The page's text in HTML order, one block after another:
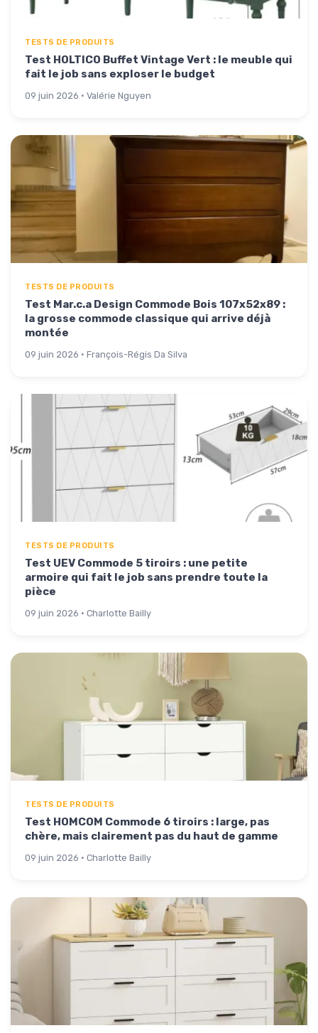
TESTS DE PRODUITS
Test HOLTICO Buffet Vintage Vert : le meuble qui
fait le job sans exploser le budget
09 juin 2026 · Valérie Nguyen
TESTS DE PRODUITS
Test Mar.c.a Design Commode Bois 107x52x89 :
la grosse commode classique qui arrive déjà
montée
09 juin 2026 · François-Régis Da Silva
TESTS DE PRODUITS
Test UEV Commode 5 tiroirs : une petite
armoire qui fait le job sans prendre toute la
pièce
09 juin 2026 · Charlotte Bailly
TESTS DE PRODUITS
Test HOMCOM Commode 6 tiroirs : large, pas
chère, mais clairement pas du haut de gamme
09 juin 2026 · Charlotte Bailly